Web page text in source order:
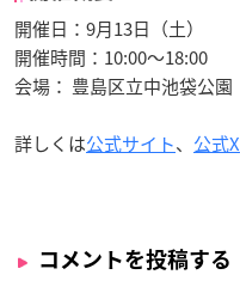
開催日：9月13日（土）
開催時間：10:00～18:00
会場： 豊島区立中池袋公園
詳しくは公式サイト、 公式X
コメントを投稿する